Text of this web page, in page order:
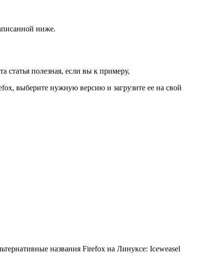
ниже.
статья полезная, если вы к примеру,
выберите нужную версию и загрузите ее на свой
названия Firefox на Линуксе: Iceweasel